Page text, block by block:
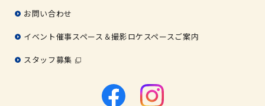
お問い合わせ
イベント催事スペース＆撮影ロケスペースご案内
スタッフ募集